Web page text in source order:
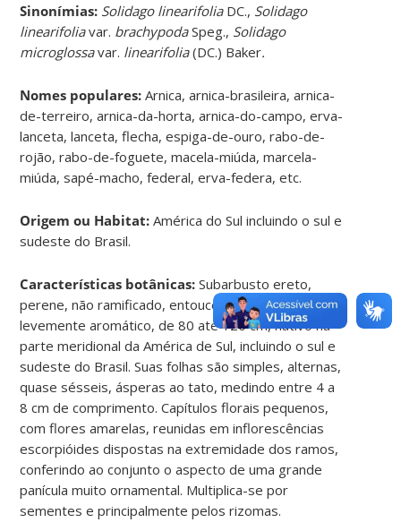
Sinonímias: Solidago linearifoliaDC., Solidago
linearifoliavar. brachypodaSpeg., Solidago
microglossavar. linearifolia(DC.) Baker.
Nomes populares:Arnica, arnica-brasileira, arnica-
de-terreiro, arnica-da-horta, arnica-do-campo, erva-
lanceta, lanceta, flecha, espiga-de-ouro, rabo-de-
rojão, rabo-de-foguete, macela-miúda, marcela-
miúda, sapé-macho, federal, erva-federa, etc.
Origem ou Habitat:América do Sul incluindo o sul e
sudeste do Brasil.
Características botânicas:Subarbusto ereto,
perene, não ramificado, entouceirado, rizomatoso,
levemente aromático, de 80 até 120 cm, nativo na
parte meridional da América de Sul, incluindo o sul e
sudeste do Brasil. Suas folhas são simples, alternas,
quase sésseis, ásperas ao tato, medindo entre 4 a
8 cm de comprimento. Capítulos florais pequenos,
com flores amarelas, reunidas em inflorescências
escorpióides dispostas na extremidade dos ramos,
conferindo ao conjunto o aspecto de uma grande
panícula muito ornamental. Multiplica-se por
sementes e principalmente pelos rizomas.